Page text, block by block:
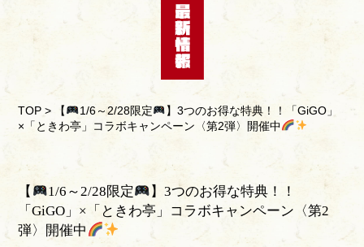
TOP > 【 1/6～2/28限定
】3つのお得な特典！！「GiGO」
×「ときわ亭」コラボキャンペーン〈第2弾〉開催中
【 1/6～2/28限定
】3つのお得な特典！！
「GiGO」×「ときわ亭」コラボキャンペーン〈第2
弾〉開催中